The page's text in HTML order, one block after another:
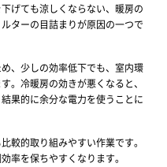
げても涼しくならない、暖房の
ターの目詰まりが原因の一つで
、少しの効率低下でも、室内環
。冷暖房の効きが悪くなると、
果的に余分な電力を使うことに
較的取り組みやすい作業です。
率を保ちやすくなります。